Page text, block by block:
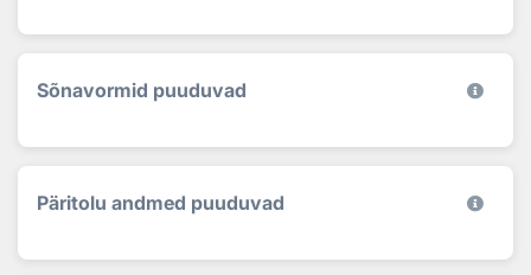
Sõnavormid puuduvad
Päritolu andmed puuduvad